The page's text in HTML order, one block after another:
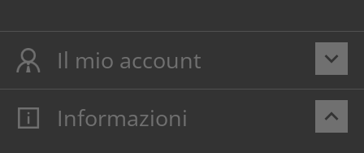
keyboard_arrow_down
Il mio account
Il mio account
keyboard_arrow_up
Informazioni